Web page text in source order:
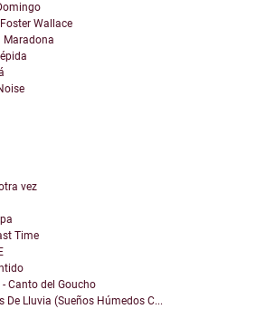
Wallace
Maradona
vez
Time
Canto del Goucho
De Lluvia (Sueños Húmedos C...